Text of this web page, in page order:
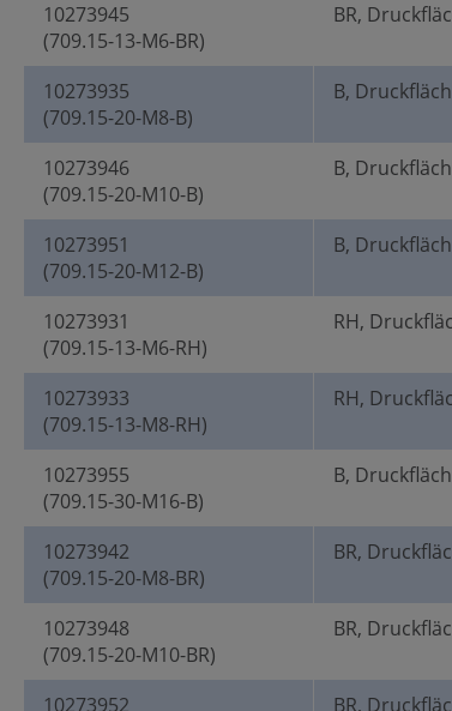
10273945
(709.15-13-M6-BR)
BR,
10273935
(709.15-20-M8-B)
B,
10273946
(709.15-20-M10-B)
B,
10273951
(709.15-20-M12-B)
B,
10273931
(709.15-13-M6-RH)
RH,
10273933
(709.15-13-M8-RH)
RH,
10273955
(709.15-30-M16-B)
B,
10273942
(709.15-20-M8-BR)
BR,
10273948
(709.15-20-M10-BR)
BR,
10273952 BR,